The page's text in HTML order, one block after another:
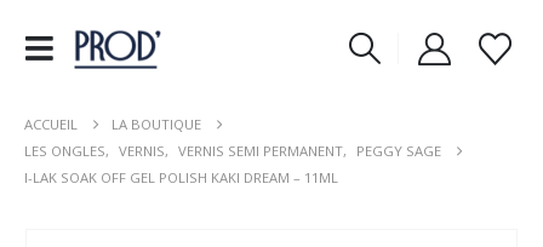
ACCUEIL
LA BOUTIQUE
LES ONGLES, VERNIS, VERNIS SEMI PERMANENT,
PEGGY SAGE
I-LAK SOAK OFF GEL POLISH KAKI DREAM – 11ML